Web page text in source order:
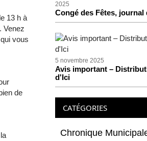
13 h à
Venez
vous
de
2025
Congé des Fêtes, journal
5 novembre 2025
Avis important –
d'Ici
CATÉGORIES
Chronique